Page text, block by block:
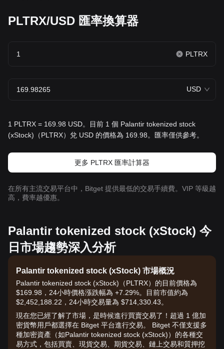
PLTRX/USD 匯率換算器
PLTRX
USD
1 PLTRX = 169.98 USD。目前 1 個 Palantir tokenized stock
(xStock)（PLTRX）兌 USD 的價格為 169.98。匯率僅供參考。
更多 PLTRX 匯率計算器
在所有主流交易平台中，Bitget 提供最低的交易手續費。VIP 等級越
高，費率越優惠。
Palantir tokenized stock (xStock) 今
日市場趨勢深入分析
Palantir tokenized stock (xStock) 市場概況
Palantir tokenized stock (xStock)（PLTRX）的目前價格為
$169.98，24小時價格漲跌幅為 +7.29%。目前市值約為
$2,452,188.22，24小時交易量為 $714,330.43。
現在您已經了解了市場，是時候進行買賣交易了！超過 1 億加
密貨幣用戶都選擇在 Bitget 平台進行交易。 Bitget 不僅支援多
種加密資產（如Palantir tokenized stock (xStock)）的各種交
易方式，包括買賣、現貨交易、期貨交易、鏈上交易和質押挖